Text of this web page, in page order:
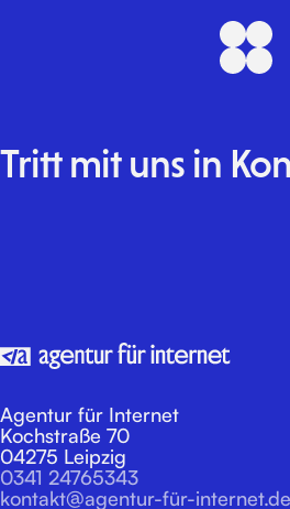
Tritt mit unsin
Agentur für Internet
Kochstraße 70
04275 Leipzig
0341 24765343
kontakt@agentur-für-internet.de